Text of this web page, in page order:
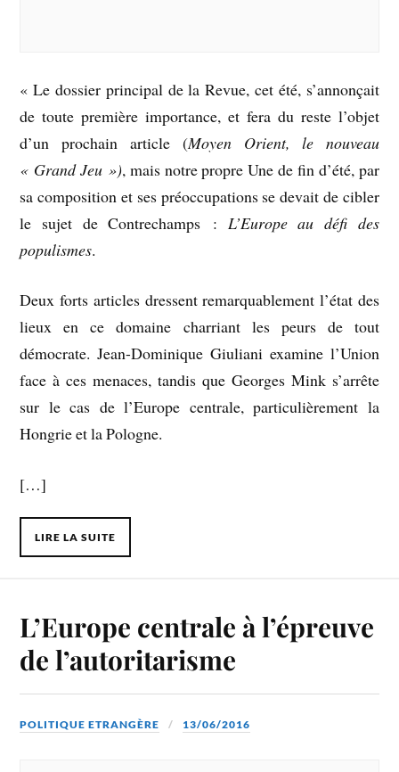
« Le dossier principal de la Revue, cet été, s’annonçait
de toute première importance, et fera du reste l’objet
d’un prochain article (Moyen Orient, le nouveau
« Grand Jeu »), mais notre propre Une de fin d’été, par
sa composition et ses préoccupations se devait de cibler
le sujet de Contrechamps : L’Europe au défi des
populismes.
Deux forts articles dressent remarquablement l’état des
lieux en ce domaine charriant les peurs de tout
démocrate. Jean-Dominique Giuliani examine l’Union
face à ces menaces, tandis que Georges Mink s’arrête
sur le cas de l’Europe centrale, particulièrement la
Hongrie et la Pologne.
[…]
LIRE LA SUITE
L’Europe centrale à l’épreuve
de l’autoritarisme
POLITIQUE ETRANGÈRE 13/06/2016